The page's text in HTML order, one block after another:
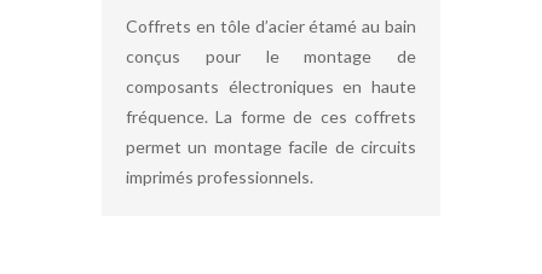
Coffrets en tôle d’acier étamé au bain
conçus pour le montage de
composants électroniques en haute
fréquence. La forme de ces coffrets
permet un montage facile de circuits
imprimés professionnels.